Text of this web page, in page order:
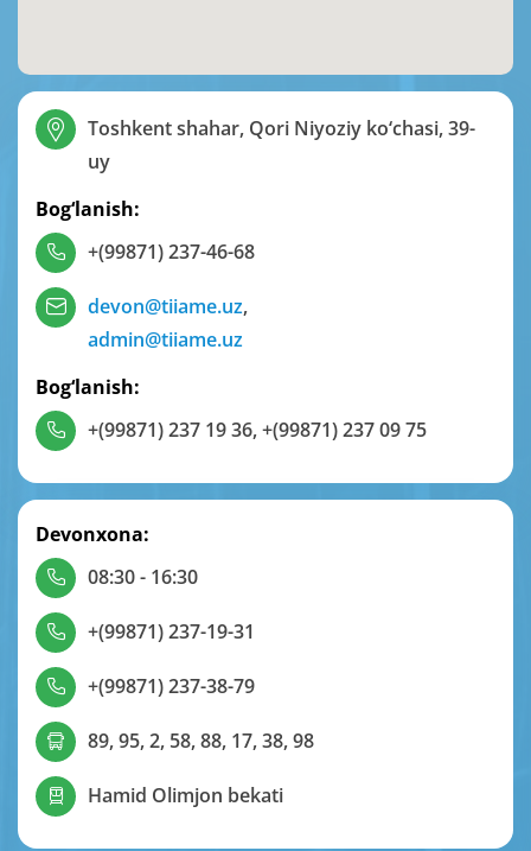
Toshkent shahar, Qori Niyoziy ko‘chasi, 39-
uy
Bog‘lanish:
+(99871) 237-46-68
devon@tiiame.uz,
admin@tiiame.uz
Bog‘lanish:
+(99871) 237 19 36,+(99871) 237 09 75
Devonxona:
08:30 - 16:30
+(99871) 237-19-31
+(99871) 237-38-79
89, 95, 2, 58, 88, 17, 38, 98
Hamid Olimjon bekati